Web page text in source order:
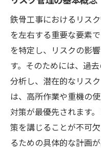
鉄骨工事におけるリス
を左右する重要な要素
を特定し、リスクの影
す。そのためには、過
分析し、潜在的なリス
は、高所作業や重機の
対策が最優先されます
策を講じることが不可
るための具体的な計画